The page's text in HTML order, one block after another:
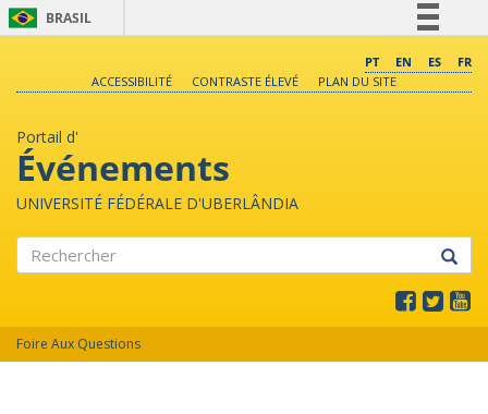
BRASIL
Comunica BR
PT EN ES
FR
ACCESSIBILITÉ
CONTRASTE ÉLEVÉ PLAN DU SITE
Portail d'
Événements
UNIVERSITÉ FÉDÉRALE D'UBERLÂNDIA
Foire Aux Questions